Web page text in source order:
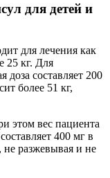
для детей и
для лечения как
25 кг. Для
доза составляет 200
более 51 кг,
этом вес пациента
400 мг в
не разжевывая и не